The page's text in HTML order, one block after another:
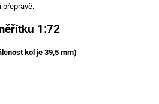
1:72
kol je 39,5 mm)